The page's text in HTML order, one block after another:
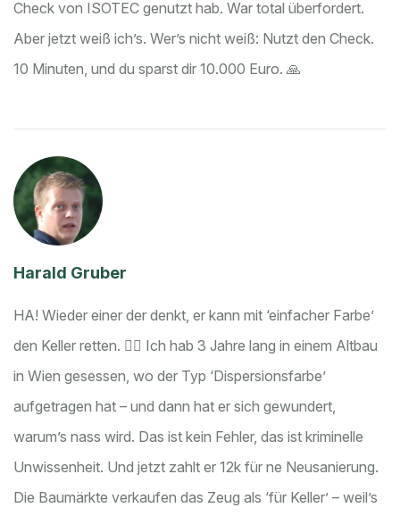
Check von ISOTEC genutzt hab. War total überfordert.
Aber jetzt weiß ich’s. Wer’s nicht weiß: Nutzt den Check.
10 Minuten, und du sparst dir 10.000 Euro. 🙏
Harald Gruber
HA! Wieder einer der denkt, er kann mit ‘einfacher Farbe’
den Keller retten. 🤦‍♂️ Ich hab 3 Jahre lang in einem Altbau
in Wien gesessen, wo der Typ ‘Dispersionsfarbe’
aufgetragen hat – und dann hat er sich gewundert,
warum’s nass wird. Das ist kein Fehler, das ist kriminelle
Unwissenheit. Und jetzt zahlt er 12k für ne Neusanierung.
Die Baumärkte verkaufen das Zeug als ‘für Keller’ – weil’s